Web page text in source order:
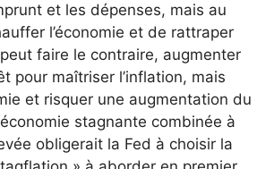
et les dépenses, mais au
l’économie et de rattraper
faire le contraire, augmenter
pour maîtriser l’inflation, mais
et risquer une augmentation du
stagnante combinée à
obligerait la Fed à choisir la